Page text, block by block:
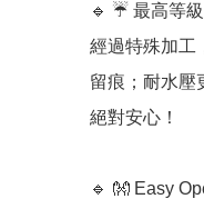
🔹 ☔ 最高等
經過特殊加工
留痕；耐水壓
絕對安心！
🔹 👐 Easy